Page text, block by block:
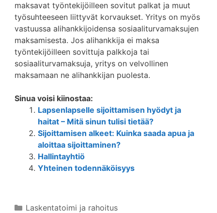
maksavat työntekijöilleen sovitut palkat ja muut
työsuhteeseen liittyvät korvaukset. Yritys on myös
vastuussa alihankkijoidensa sosiaaliturvamaksujen
maksamisesta. Jos alihankkija ei maksa
työntekijöilleen sovittuja palkkoja tai
sosiaaliturvamaksuja, yritys on velvollinen
maksamaan ne alihankkijan puolesta.
Sinua voisi kiinostaa:
Lapsenlapselle sijoittamisen hyödyt ja
haitat – Mitä sinun tulisi tietää?
Sijoittamisen alkeet: Kuinka saada apua ja
aloittaa sijoittaminen?
Hallintayhtiö
Yhteinen todennäköisyys
Kategoriat
Laskentatoimi ja rahoitus